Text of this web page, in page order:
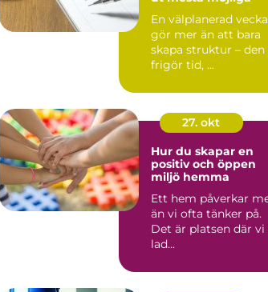
En välplanerad vecka
gör mer än att bara
skapa struktur – den
frigör tid, ...
27. okt
Hur du skapar en
positiv och öppen
miljö hemma
Ett hem påverkar
än vi ofta tänker på.
Det är platsen där vi
lad...